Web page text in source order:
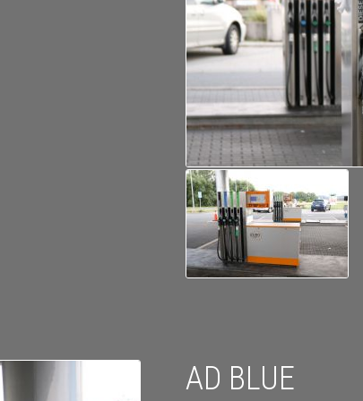
AD BLUE